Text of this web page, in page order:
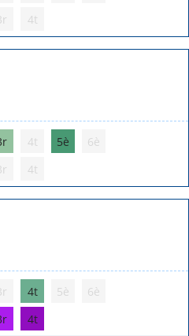
4t
4t 5è
6è
4t
4t 5è
6è
4t